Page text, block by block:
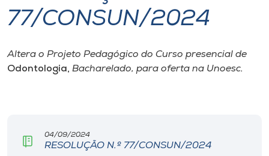
I.nova
Diplomados
CPA
77/CONSUN/2024
Altera o Projeto Pedagógico do Curso presencial de
Odontologia, Bacharelado, para oferta na Unoesc.
04/09/2024
RESOLUÇÃO N.º 77/CONSUN/2024